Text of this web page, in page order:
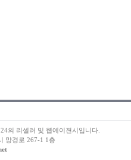
의 리셀러 및 웹에이젼시입니다.
망경로 267-1 1층